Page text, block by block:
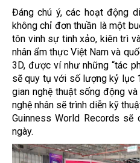
Đáng chú ý, các hoạt động
không chỉ đơn thuần là một
tôn vinh sự tinh xảo, kiên trì
nhân ẩm thực Việt Nam và
3D, được ví như những “tác
sẽ quy tụ với số lượng kỷ lục
gian nghệ thuật sống động
nghệ nhân sẽ trình diễn kỹ
Guinness World Records
ngày.​